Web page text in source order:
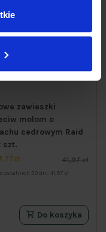
zawieszki
molom o
cedrowym Raid
szt.
77zł 41,97 zł
z ostatnich 30 dni:41,97 zł
Do koszyka